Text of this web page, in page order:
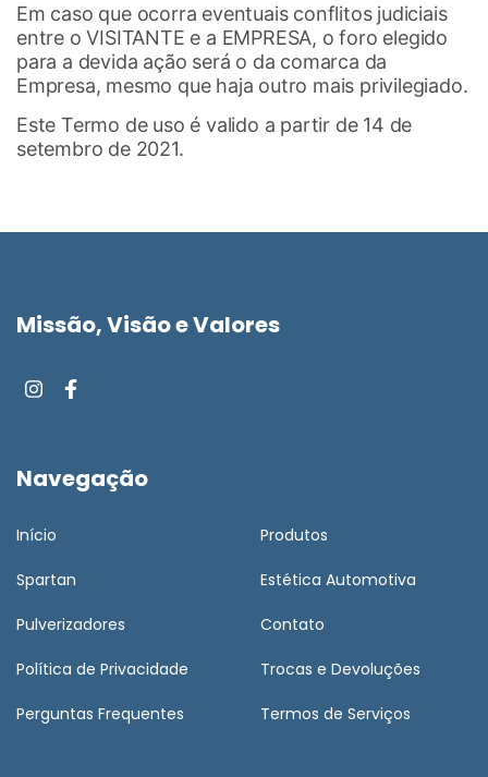
Em caso que ocorra eventuais conflitos judiciais
entre o VISITANTE e a EMPRESA, o foro elegido
para a devida ação será o da comarca da
Empresa, mesmo que haja outro mais privilegiado.
Este Termo de uso é valido a partir de 14 de
setembro de 2021.
Missão, Visão e Valores
Navegação
Início Produtos
Spartan Estética Automotiva
Pulverizadores Contato
Política de Privacidade Trocas e Devoluções
Perguntas Frequentes Termos de Serviços